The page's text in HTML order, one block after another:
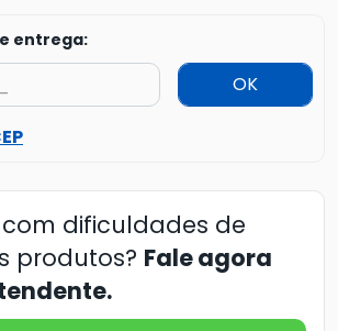
entrega:
OK
dificuldades de
produtos? Fale agora